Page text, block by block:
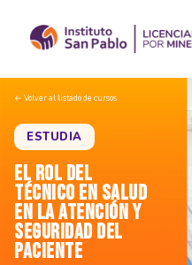
← Volver al listado de cursos
ESTUDIA
EL ROL DEL
TÉCNICO EN SALUD
EN LA ATENCIÓN Y
SEGURIDAD DEL
PACIENTE